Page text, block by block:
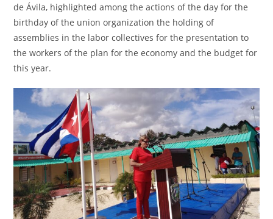
de Ávila, highlighted among the actions of the day for the
birthday of the union organization the holding of
assemblies in the labor collectives for the presentation to
the workers of the plan for the economy and the budget for
this year.